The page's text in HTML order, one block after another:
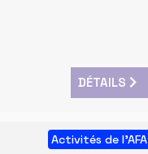
DÉTAILS
Activités de l'AFA